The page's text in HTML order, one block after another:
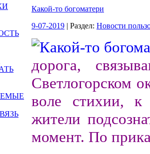
Какой-то богоматери
9-07-2019 | Раздел: Новости
дорога,
Светлогорском
воле стихии, к
жители
момент. По